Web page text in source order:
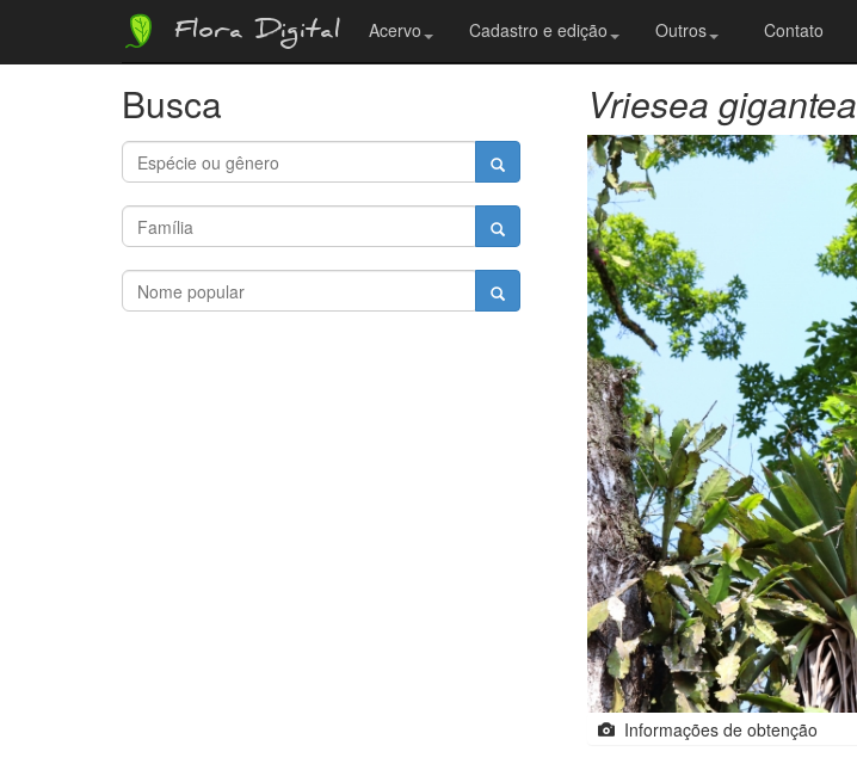
Flora Digital Acervo Cadastro e edição Outros Contato
Busca Vriesea gigantea
Informações de obtenção